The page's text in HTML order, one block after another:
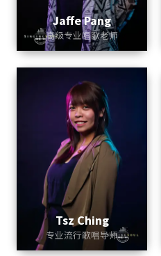
Jaffe Pang
高级专业唱歌老师
Tsz Ching
专业流行歌唱导师